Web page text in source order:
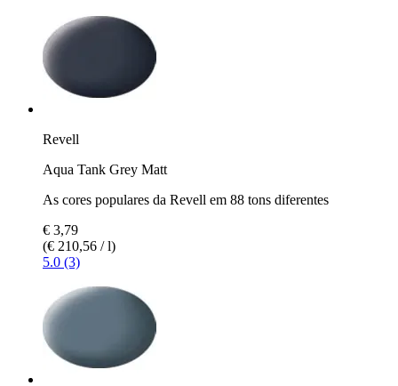
Revell
Aqua Tank Grey Matt
As cores populares da Revell em 88 tons diferentes
€ 3,79
(€ 210,56 / l)
5.0 (3)